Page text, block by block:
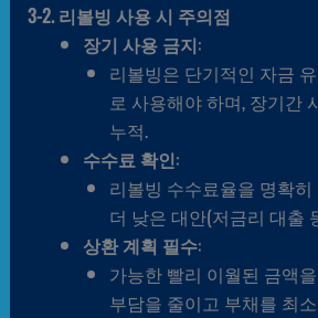
3-2. 리볼빙 사용 시 주의점
장기 사용 금지:
리볼빙은 단기적인 자금
로 사용해야 하며, 장기간
누적.
수수료 확인:
리볼빙 수수료율을 명확
더 낮은 대안(저금리 대출
상환 계획 필수:
가능한 빨리 이월된 금액
부담을 줄이고 부채를 최